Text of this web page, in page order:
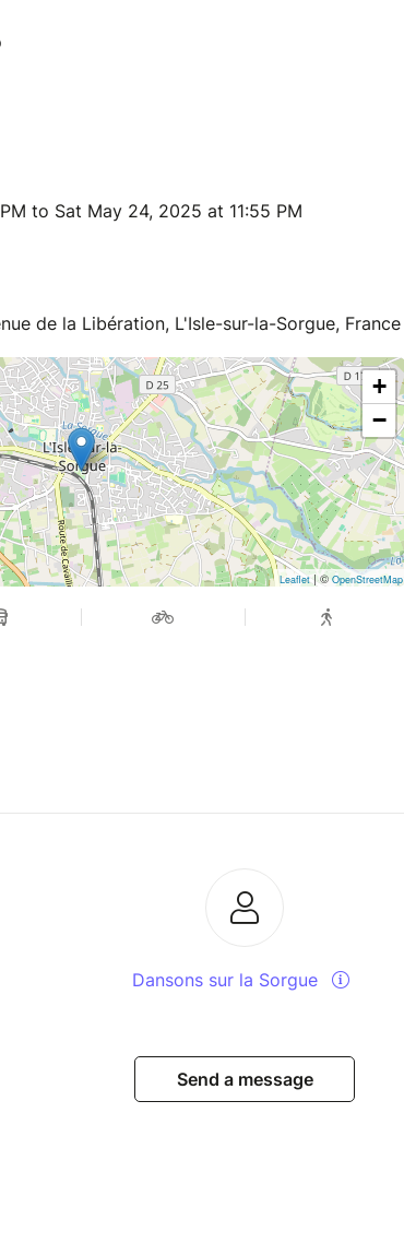
retrouver pour la 3ᵉ édition du festival
to Sat May 24, 2025 at 11:55 PM
de la Libération, L'Isle-sur-la-Sorgue, France
+
−
Leaflet| © OpenStreetMap
Dansons sur la Sorgue
Send a message